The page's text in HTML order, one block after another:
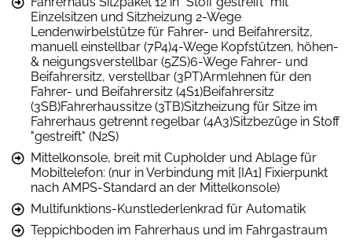
Einzelsitzen und Sitzheizung 2-Wege
Lendenwirbelstütze für Fahrer- und Beifahrersitz,
manuell einstellbar (7P4)4-Wege Kopfstützen, höhen-
& neigungsverstellbar (5ZS)6-Wege Fahrer- und
Beifahrersitz, verstellbar (3PT)Armlehnen für den
Fahrer- und Beifahrersitz (4S1)Beifahrersitz
(3SB)Fahrerhaussitze (3TB)Sitzheizung für Sitze im
Fahrerhaus getrennt regelbar (4A3)Sitzbezüge in Stoff
"gestreift" (N2S)
Mittelkonsole, breit mit Cupholder und Ablage für
Mobiltelefon: (nur in Verbindung mit [IA1] Fixierpunkt
nach AMPS-Standard an der Mittelkonsole)
Multifunktions-Kunstlederlenkrad für Automatik
Teppichboden im Fahrerhaus und im Fahrgastraum